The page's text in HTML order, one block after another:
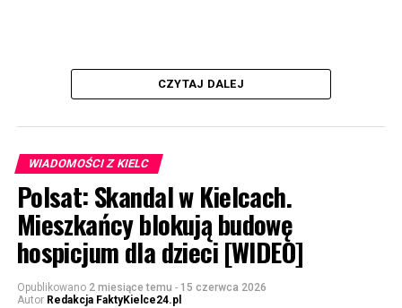
CZYTAJ DALEJ
WIADOMOŚCI Z KIELC
Polsat: Skandal w Kielcach.
Mieszkańcy blokują budowę
hospicjum dla dzieci [WIDEO]
Opublikowano 2 miesiące temu - 15 czerwca 2026
Autor Redakcja FaktyKielce24.pl